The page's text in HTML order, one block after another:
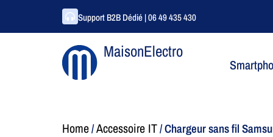
Support B2B Dédié | 06 49 435 430
MaisonElectro
Home/Accessoire IT/ Chargeur sans fil